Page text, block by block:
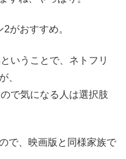
がおすすめ。
いうことで、ネトフリ
、
で気になる人は選択肢
で、映画版と同様家族で